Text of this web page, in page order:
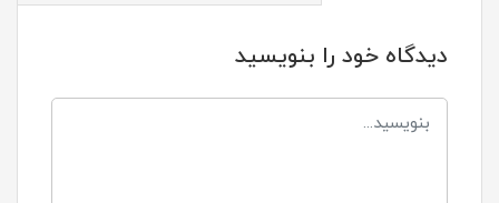
دیدگاه خود را بنویسید